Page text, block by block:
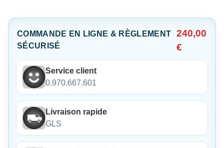
COMMANDE EN LIGNE & RÈGLEMENT
SÉCURISÉ
240,00
€
Service client
0.970.667.601
Livraison rapide
GLS